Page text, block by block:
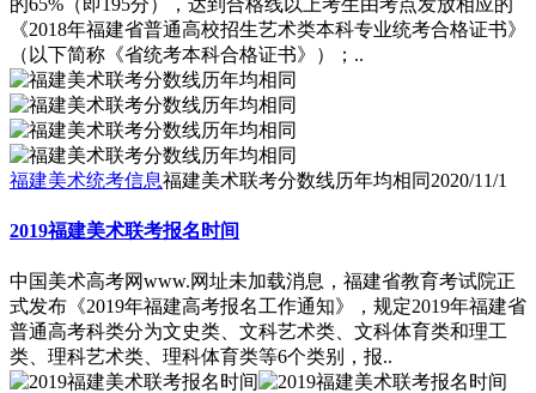
《2018年福建省普通高校招生艺术类本科专业统考合格证书》
（以下简称《省统考本科合格证书》）；..
福建美术统考信息福建美术联考分数线历年均相同 2020/11/1
2019福建美术联考报名时间
中国美术高考网www.网址未加载消息，福建省教育考试院正
式发布《2019年福建高考报名工作通知》，规定2019年福建省
普通高考科类分为文史类、文科艺术类、文科体育类和理工
类、理科艺术类、理科体育类等6个类别，报..